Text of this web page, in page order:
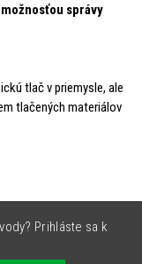
možnosťou správy
tlač v priemysle, ale
tlačených materiálov
Prihláste sa k